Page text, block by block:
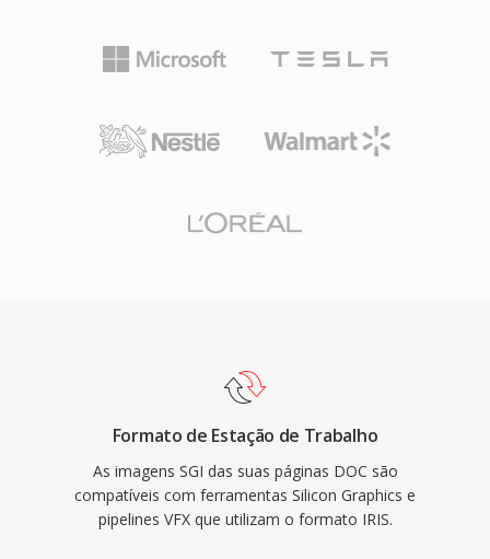
Formato de Estação de Trabalho
As imagens SGI das suas páginas DOC são
compatíveis com ferramentas Silicon Graphics e
pipelines VFX que utilizam o formato IRIS.